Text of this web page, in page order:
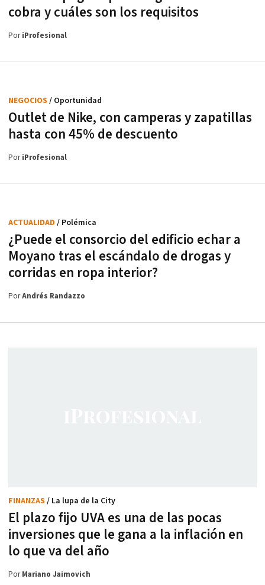
cobra y cuáles son los requisitos
PoriProfesional
Outlet de Nike, con camperas y zapatillas
hasta con 45% de descuento
NEGOCIOS / Oportunidad
PoriProfesional
¿Puede el consorcio del edificio echar a
Moyano tras el escándalo de drogas y
corridas en ropa interior?
ACTUALIDAD / Polémica
PorAndrés Randazzo
El plazo fijo UVA es una de las pocas
inversiones que le gana a la inflación en
lo que va del año
FINANZAS / La lupa de la City
PorMariano Jaimovich